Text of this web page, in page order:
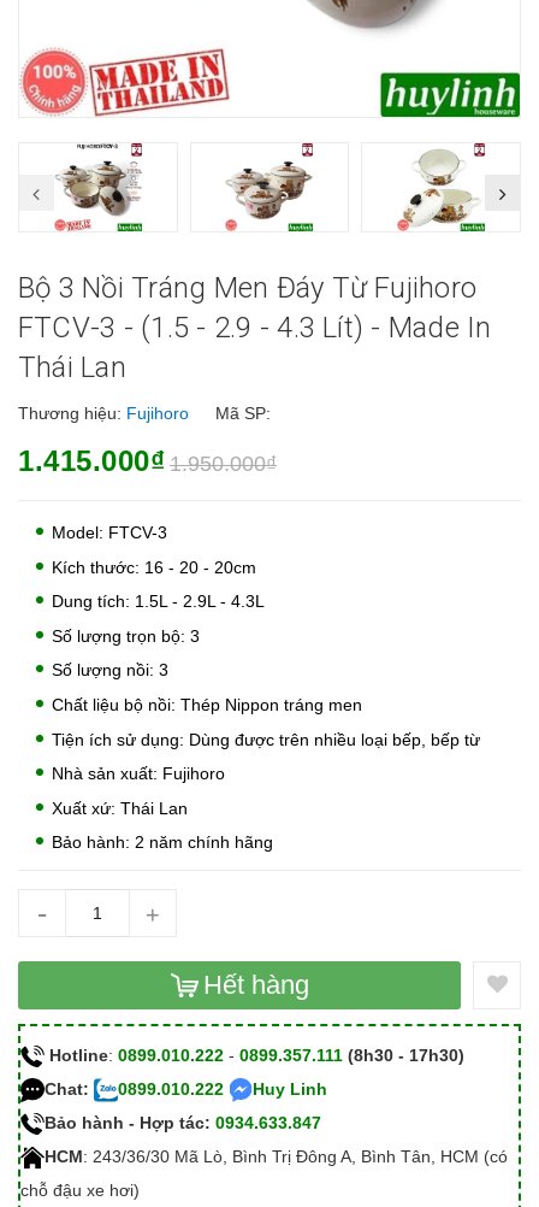
Bộ 3 Nồi Tráng Men Đáy Từ Fujihoro
FTCV-3 - (1.5 - 2.9 - 4.3 Lít) - Made In
Thái Lan
Thương hiệu: Fujihoro Mã SP:
1.415.000₫ 1.950.000₫
Model: FTCV-3
Kích thước: 16 - 20 - 20cm
Dung tích: 1.5L - 2.9L - 4.3L
Số lượng trọn bộ: 3
Số lượng nồi: 3
Chất liệu bộ nồi: Thép Nippon tráng men
Tiện ích sử dụng: Dùng được trên nhiều loại bếp, bếp từ
Nhà sản xuất: Fujihoro
Xuất xứ: Thái Lan
Bảo hành: 2 năm chính hãng
- +
Hết hàng
Hotline: 0899.010.222 - 0899.357.111 (8h30 - 17h30)
Chat:
0899.010.222
Huy Linh
Bảo hành - Hợp tác: 0934.633.847
HCM: 243/36/30 Mã Lò, Bình Trị Đông A, Bình Tân, HCM (có
chỗ đậu xe hơi)